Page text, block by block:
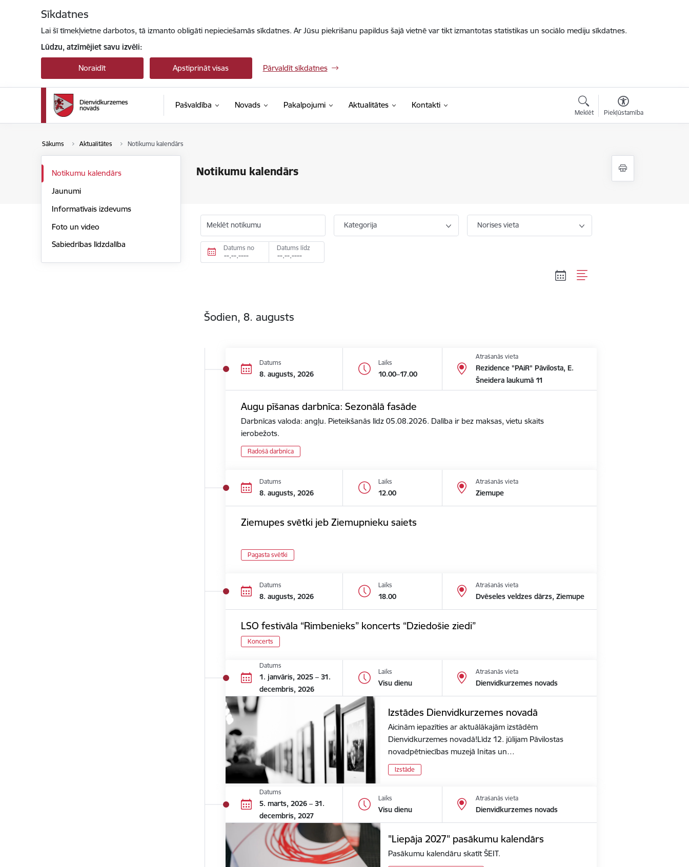
Sīkdatnes
Lai šī tīmekļvietne darbotos, tā izmanto obligāti nepieciešamās sīkdatnes. Ar Jūsu piekrišanu papildus šajā vietnē var tikt izmantotas statistikas un sociālo mediju sīkdatnes.
Lūdzu, atzīmējiet savu izvēli:
Noraidīt Apstiprināt visas Pārvaldīt sīkdatnes
Pašvaldība Novads Pakalpojumi Aktualitātes Kontakti
Meklēt Piekļūstamība
Sākums Aktualitātes Notikumu kalendārs
Notikumu kalendārs
Notikumu kalendārs
Jaunumi
Informatīvais izdevums
Foto un video
Sabiedrības līdzdalība
Meklēt notikumu Kategorija Norises vieta
Datums no Datums līdz
Šodien, 8. augusts
Datums
8. augusts, 2026
Laiks
10.00–17.00
Atrašanās vieta
Rezidence "PAiR" Pāvilosta, E.
Šneidera laukumā 11
Augu pīšanas darbnīca: Sezonālā fasāde
Darbnīcas valoda: angļu. Pieteikšanās līdz 05.08.2026. Dalība ir bez maksas, vietu skaits
ierobežots.
Radošā darbnīca
Datums
8. augusts, 2026
Laiks
12.00
Atrašanās vieta
Ziemupe
Ziemupes svētki jeb Ziemupnieku saiets
Pagasta svētki
Datums
8. augusts, 2026
Laiks
18.00
Atrašanās vieta
Dvēseles veldzes dārzs, Ziemupe
LSO festivāla “Rimbenieks” koncerts “Dziedošie ziedi”
Koncerts
Datums
1. janvāris, 2025 – 31.
decembris, 2026
Laiks
Visu dienu
Atrašanās vieta
Dienvidkurzemes novads
Izstādes Dienvidkurzemes novadā
Aicinām iepazīties ar aktuālākajām izstādēm
Dienvidkurzemes novadā!Līdz 12. jūlijam Pāvilostas
novadpētniecības muzejā Initas un…
Izstāde
Datums
5. marts, 2026 – 31.
decembris, 2027
Laiks
Visu dienu
Atrašanās vieta
Dienvidkurzemes novads
"Liepāja 2027" pasākumu kalendārs
Pasākumu kalendāru skatīt ŠEIT.